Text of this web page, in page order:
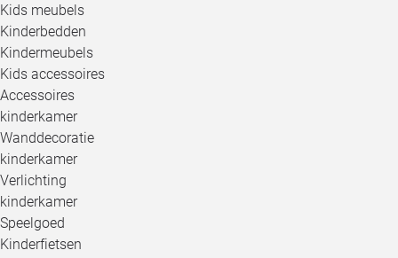
Kids meubels
Kinderbedden
Kindermeubels
Kids accessoires
Accessoires
kinderkamer
Wanddecoratie
kinderkamer
Verlichting
kinderkamer
Speelgoed
Kinderfietsen